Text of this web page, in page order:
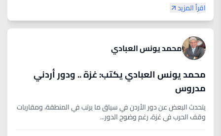
اقرأ المزيد
محمد يونس العبادي
محمد يونس العبادي يكتب: غزة .. ودور أردني
مدروس
يتحدث البعض عن دور الأردن في سياق ما يرتب في المنطقة، ومقاربات
وقف الحرب في غزة، رغم وضوح الدور...